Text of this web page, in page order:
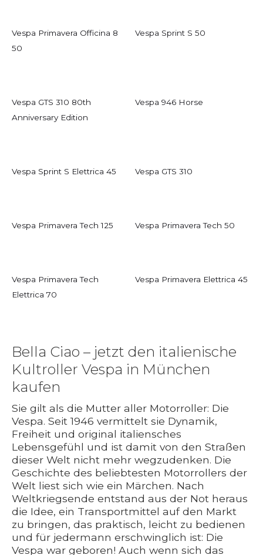
Vespa Primavera Officina 8
50
Vespa Sprint S 50
Vespa GTS 310 80th
Anniversary Edition
Vespa 946 Horse
Vespa Sprint S Elettrica 45 Vespa GTS 310
Vespa Primavera Tech 125 Vespa Primavera Tech 50
Vespa Primavera Tech
Elettrica 70
Vespa Primavera Elettrica 45
Bella Ciao – jetzt den italienische
Kultroller Vespa in München
kaufen
Sie gilt als die Mutter aller Motorroller: Die
Vespa. Seit 1946 vermittelt sie Dynamik,
Freiheit und original italiensches
Lebensgefühl und ist damit von den Straßen
dieser Welt nicht mehr wegzudenken. Die
Geschichte des beliebtesten Motorrollers der
Welt liest sich wie ein Märchen. Nach
Weltkriegsende entstand aus der Not heraus
die Idee, ein Transportmittel auf den Markt
zu bringen, das praktisch, leicht zu bedienen
und für jedermann erschwinglich ist: Die
Vespa war geboren! Auch wenn sich das